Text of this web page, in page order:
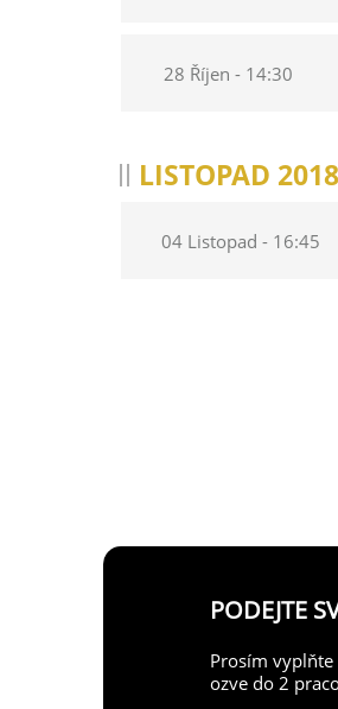
28 Říjen - 14:30
LISTOPAD 2018
04 Listopad - 16:45
PODEJTE
Prosím
ozve do 2